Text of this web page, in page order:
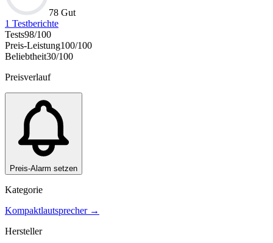
78 Gut
1 Testberichte
Tests98/100
Preis-Leistung100/100
Beliebtheit30/100
Preisverlauf
Preis-Alarm setzen
Kategorie
Kompaktlautsprecher→
Hersteller